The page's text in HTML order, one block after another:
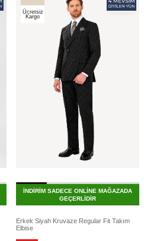
Ücretsiz
Kargo
İNDİRİM SADECE ONLİNE MAĞAZADA
GEÇERLİDİR
Erkek Siyah Kruvaze Regular Fit Takım
Elbise